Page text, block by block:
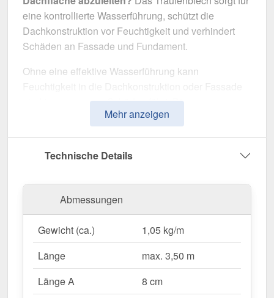
eine kontrollierte Wasserführung, schützt die
Dachkonstruktion vor Feuchtigkeit und verhindert
Schäden an Fassade und Fundament.
Ohne eine effektive Wasserführung kann
eindringen, was zu Schäden führt. Dieses
Traufenblech wurde speziell entwickelt, um
überzeugt durch einfache Montage, hohe
Beschichtung.
Hergestellt ausStahlmit einerMaterialstärke von
0,50 mm, bietet dieses Kantteil hohe Stabilität. Die
Länge von max. 3,50 m
Anpassung an Ihr Dach. Dank der25 µm Polyester
Beschichtung
Anthrazitgrau (RAL 7016)
das Material dauerhaft gegen Korrosion geschützt.
Mehr anzeigen
Technische Details
Abmessungen
Gewicht (ca.)
1,05 kg/m
Länge
max. 3,50 m
Länge A
8 cm